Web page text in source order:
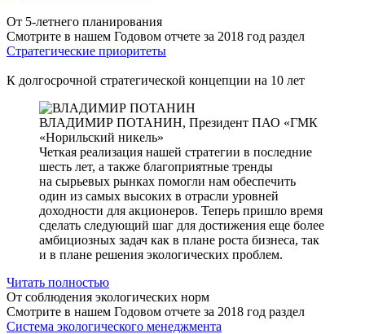
От 5-летнего планирования
Смотрите в нашем Годовом отчете за 2018 год раздел
Стратегические приоритеты
К долгосрочной стратегической концепции на 10 лет
ВЛАДИМИР ПОТАНИН, Президент ПАО «ГМК
«Норильский никель»
Четкая реализация нашей стратегии в последние
шесть лет, а также благоприятные тренды
на сырьевых рынках помогли нам обеспечить
один из самых высоких в отрасли уровней
доходности для акционеров. Теперь пришло время
сделать следующий шаг для достижения еще более
амбициозных задач как в плане роста бизнеса, так
и в плане решения экологических проблем.
Читать полностью
От соблюдения экологических норм
Смотрите в нашем Годовом отчете за 2018 год раздел
Система экологического менеджмента